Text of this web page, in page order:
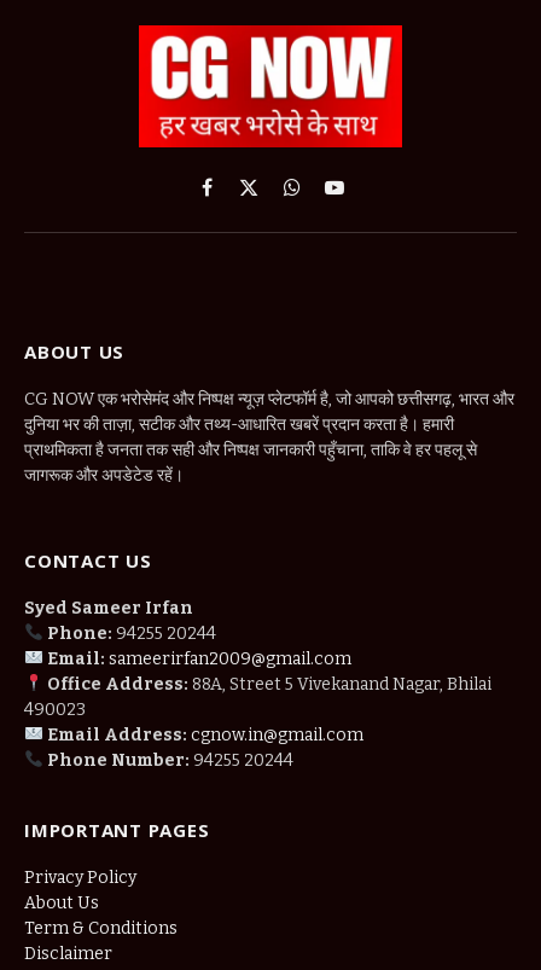
Facebook
X
WhatsApp
YouTube
ABOUT US
CG NOW एक भरोसेमंद और निष्पक्ष न्यूज़ प्लेटफॉर्म है, जो आपको छत्तीसगढ़, भारत और
दुनिया भर की ताज़ा, सटीक और तथ्य-आधारित खबरें प्रदान करता है। हमारी
प्राथमिकता है जनता तक सही और निष्पक्ष जानकारी पहुँचाना, ताकि वे हर पहलू से
जागरूक और अपडेटेड रहें।
CONTACT US
Syed Sameer Irfan
Phone: 94255 20244
Email: sameerirfan2009@gmail.com
Office Address: 88A, Street 5 Vivekanand Nagar, Bhilai
490023
Email Address: cgnow.in@gmail.com
Phone Number: 94255 20244
IMPORTANT PAGES
Privacy Policy
About Us
Term & Conditions
Disclaimer